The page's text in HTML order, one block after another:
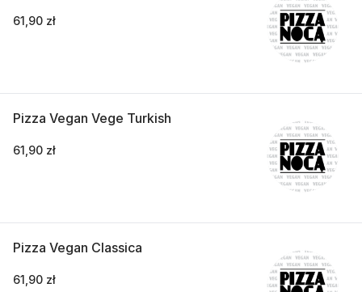
61,90 zł
Pizza Vegan Vege Turkish
61,90 zł
Pizza Vegan Classica
61,90 zł